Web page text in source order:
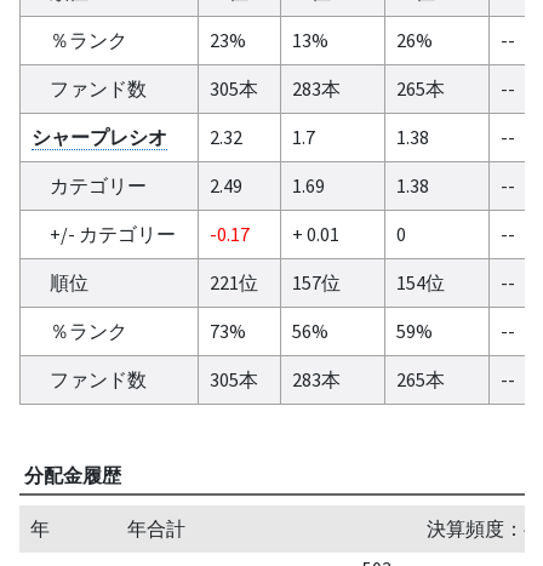
％ランク
23% 13% 26%
--
ファンド数
305本 283本 265本
--
シャープレシオ
2.32 1.7 1.38
--
カテゴリー
2.49 1.69 1.38
--
+/- カテゴリー
-0.17 + 0.01 0
--
順位
221位 157位 154位
--
％ランク
73% 56% 59%
--
ファンド数
305本 283本 265本 --
分配金履歴
年 年合計
決算頻度：